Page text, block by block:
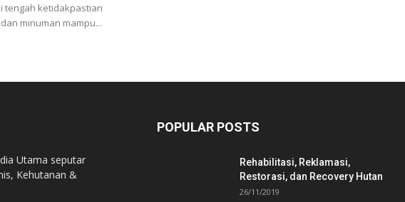
tengah ketidakpastian
minuman mampu...
Utama seputar
Kehutanan &
POPULAR POSTS
Rehabilitasi, Reklamasi,
Restorasi, dan Recovery Hutan
26/11/2019